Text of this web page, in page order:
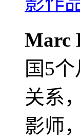
Marc
国5
关系
影师